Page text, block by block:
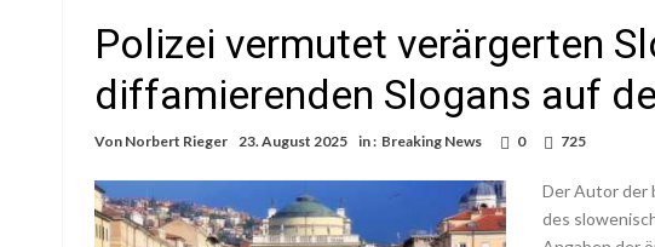
Polizei vermutet verärgerten
diffamierenden Slogans auf
Von Norbert Rieger 23. August 2025 in : Breaking News 0 725
Der Autor der
des